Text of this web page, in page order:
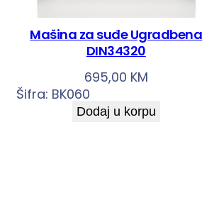
Mašina za suđe Ugradbena
DIN34320
695,00 KM
Šifra: BK060
Dodaj u korpu